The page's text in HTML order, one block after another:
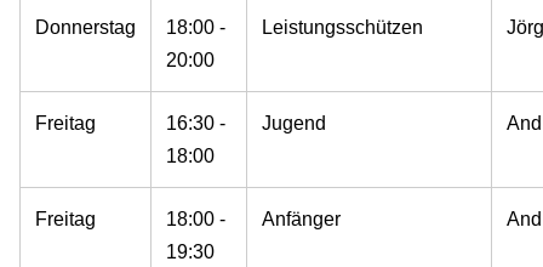
Donnerstag
18:00 -
20:00
Leistungsschützen Jörg
Freitag
16:30 -
18:00
Jugend
Freitag
18:00 -
19:30
Anfänger